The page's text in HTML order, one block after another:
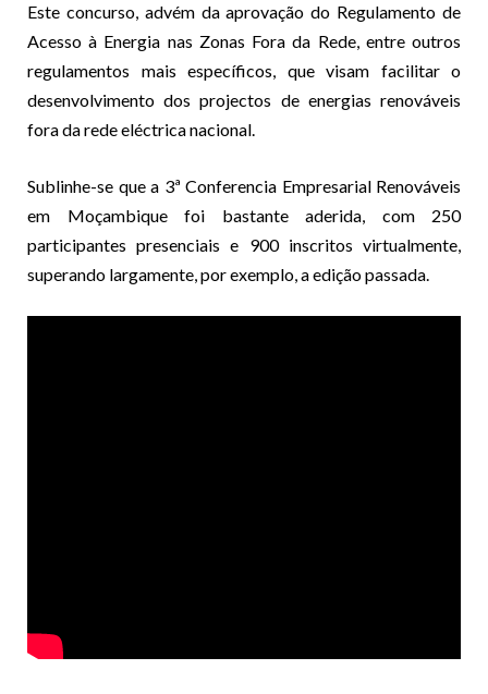
Este concurso, advém da aprovação do Regulamento de
Acesso à Energia nas Zonas Fora da Rede, entre outros
regulamentos mais específicos, que visam facilitar o
desenvolvimento dos projectos de energias renováveis
fora da rede eléctrica nacional.
Sublinhe-se que a 3ª Conferencia Empresarial Renováveis
em Moçambique foi bastante aderida, com 250
participantes presenciais e 900 inscritos virtualmente,
superando largamente, por exemplo, a edição passada.